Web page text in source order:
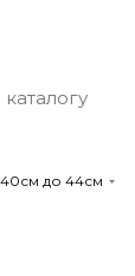
до 44см